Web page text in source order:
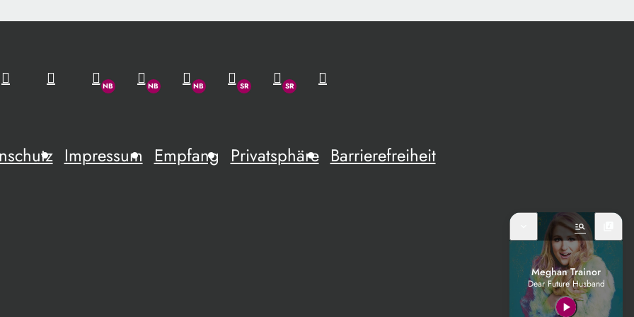
Impressum Empfang Privatsphäre Barrierefreiheit
manage_search
Meghan Trainor
Dear Future Husband
play_arrow